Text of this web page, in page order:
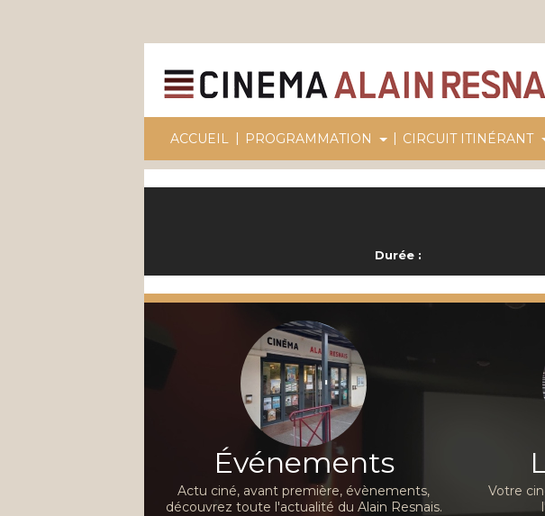
ACCUEIL | PROGRAMMATION | CIRCUIT ITINÉRANT
Durée :
Événements
Actu ciné, avant première, évènements,
découvrez toute l'actualité du Alain Resnais.
Votre